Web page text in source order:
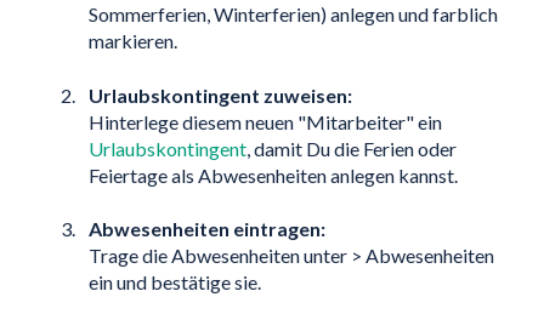
Sommerferien, Winterferien) anlegen und farblich
markieren.
Urlaubskontingent zuweisen:
Hinterlege diesem neuen "Mitarbeiter" ein
Urlaubskontingent , damit Du die Ferien oder
Feiertage als Abwesenheiten anlegen kannst.
Abwesenheiten eintragen:
Trage die Abwesenheiten unter > Abwesenheiten
ein und bestätige sie.